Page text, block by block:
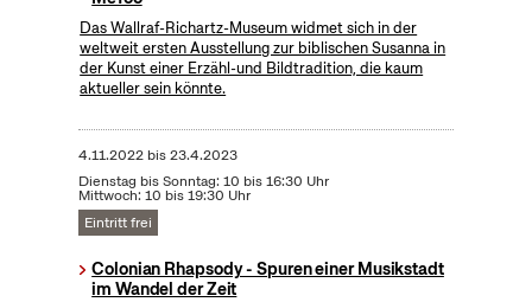
Das Wallraf-Richartz-Museum widmet sich in der
weltweit ersten Ausstellung zur biblischen Susanna in
der Kunst einer Erzähl-und Bildtradition, die kaum
aktueller sein könnte.
4.11.2022bis23.4.2023
Dienstag bis Sonntag: 10 bis 16:30 Uhr
Mittwoch: 10 bis 19:30 Uhr
Eintritt frei
Colonian Rhapsody - Spuren einer Musikstadt
im Wandel der Zeit